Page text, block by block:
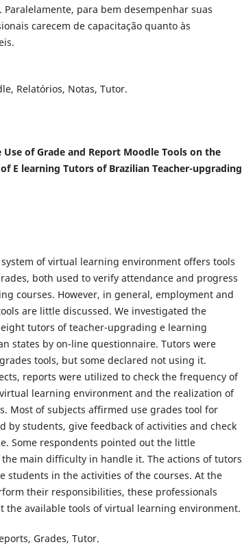
Paralelamente, para bem desempenhar suas
carecem de capacitação quanto às
Relatórios, Notas, Tutor.
of Grade and Report Moodle Tools on the
E learning Tutors of Brazilian Teacher-upgrading
of virtual learning environment offers tools
both used to verify attendance and progress
courses. However, in general, employment and
are little discussed. We investigated the
tutors of teacher-upgrading e learning
states by on-line questionnaire. Tutors were
tools, but some declared not using it.
reports were utilized to check the frequency of
learning environment and the realization of
Most of subjects affirmed use grades tool for
by students, give feedback of activities and check
Some respondents pointed out the little
the main difficulty in handle it. The actions of tutors
students in the activities of the courses. At the
their responsibilities, these professionals
the available tools of virtual learning environment.
Grades, Tutor.